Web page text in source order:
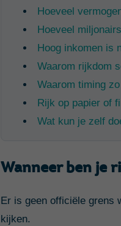
Hoeveel
Hoeveel
Hoog inkomen is
Waarom rijkdom
Waarom timing
Rijk op papier of
Wat kun je zelf
Wanneer ben je
Er is geen officiële grens
kijken.